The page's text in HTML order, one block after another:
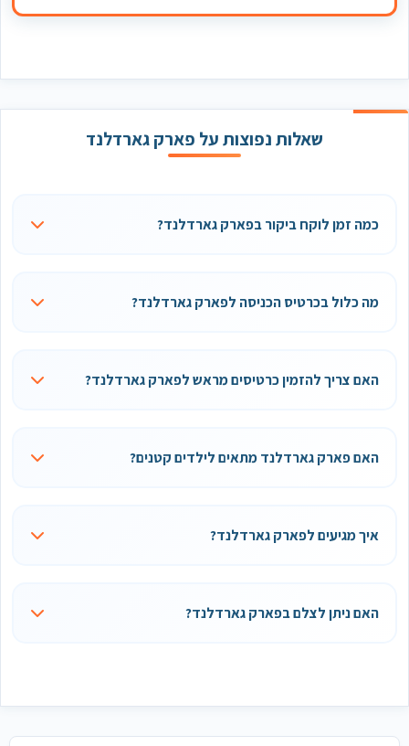
שאלות נפוצות על פארק גארדלנד
כמה זמן לוקח ביקור בפארק גארדלנד?
מה כלול בכרטיס הכניסה לפארק גארדלנד?
האם צריך להזמין כרטיסים מראש לפארק גארדלנד?
האם פארק גארדלנד מתאים לילדים קטנים?
איך מגיעים לפארק גארדלנד?
האם ניתן לצלם בפארק גארדלנד?